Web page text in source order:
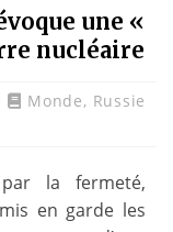
une «
nucléaire
Monde, Russie
la fermeté,
en garde les